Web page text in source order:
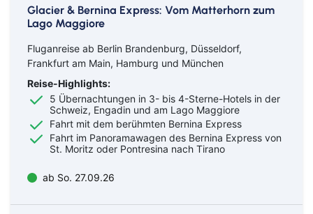
Glacier & Bernina Express: Vom Matterhorn zum
Lago Maggiore
Fluganreise ab Berlin Brandenburg, Düsseldorf,
Frankfurt am Main, Hamburg und München
Reise-Highlights:
5 Übernachtungen in 3- bis 4-Sterne-Hotels in der
Schweiz, Engadin und am Lago Maggiore
Fahrt mit dem berühmten Bernina Express
Fahrt im Panoramawagen des Bernina Express von
St. Moritz oder Pontresina nach Tirano
ab So. 27.09.26